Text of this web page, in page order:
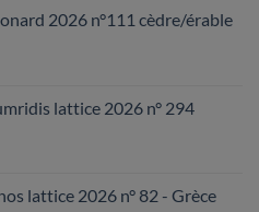
2026 n°111 cèdre/érable
lattice 2026 n° 294
lattice 2026 n° 82 - Grèce